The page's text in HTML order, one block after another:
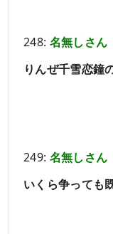
248: 名無しさん
りんぜ千雪恋鐘
249: 名無しさん
いくら争っても